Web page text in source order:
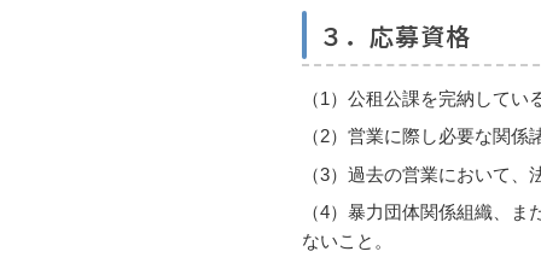
３．応募資格
（1）公租公課を完納してい
（2）営業に際し必要な関
（3）過去の営業において
（4）暴力団体関係組織、
ないこと。